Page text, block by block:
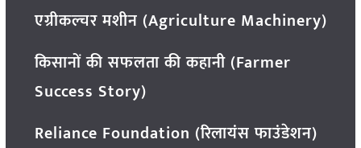
एग्रीकल्चर मशीन (Agriculture Machinery)
किसानों की सफलता की कहानी (Farmer
Success Story)
Reliance Foundation (रिलायंस फाउंडेशन)